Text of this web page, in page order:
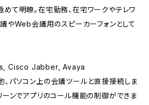
て明瞭。在宅勤務、在宅ワークやテレワ
やWeb会議用のスピーカーフォンとして
Cisco Jabber, Avaya
パソコン上の会議ツールと直接接続しま
ーンでアプリのコール機能の制御ができま